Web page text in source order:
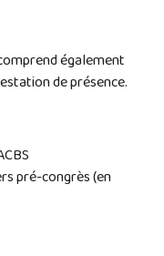
également
de présence.
pré-congrès (en